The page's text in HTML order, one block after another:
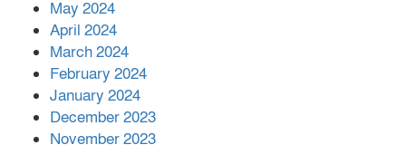
May 2024
April 2024
March 2024
February 2024
January 2024
December 2023
November 2023